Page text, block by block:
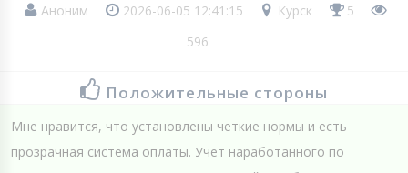
Аноним 2026-06-05 12:41:15 Курск
5
596
Положительные стороны
Мне нравится, что установлены четкие нормы и есть
прозрачная система оплаты. Учет наработанного по